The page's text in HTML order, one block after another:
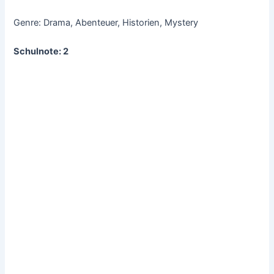
Genre: Drama, Abenteuer, Historien, Mystery
Schulnote: 2